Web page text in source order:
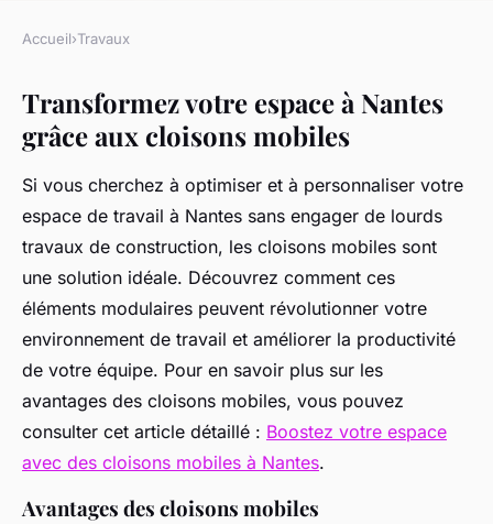
Transformez votre espace à
nantes grâce aux cloisons
mobiles
Capucine 5 février 2025 9 min de lecture
Accueil›Travaux
Transformez votre espace à Nantes
grâce aux cloisons mobiles
Si vous cherchez à optimiser et à personnaliser votre
espace de travail à Nantes sans engager de lourds
travaux de construction, les cloisons mobiles sont
une solution idéale. Découvrez comment ces
éléments modulaires peuvent révolutionner votre
environnement de travail et améliorer la productivité
de votre équipe. Pour en savoir plus sur les
avantages des cloisons mobiles, vous pouvez
consulter cet article détaillé : Boostez votre espace
avec des cloisons mobiles à Nantes.
Avantages des cloisons mobiles